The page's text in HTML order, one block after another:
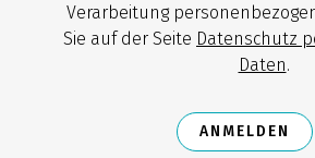
Verarbeitung
Sie auf der Seite Datenschutz
Daten.
ANMELDEN